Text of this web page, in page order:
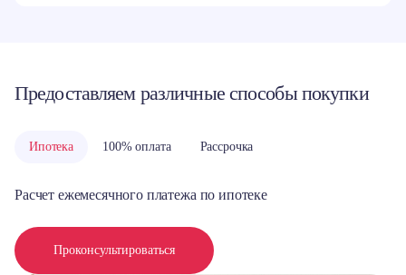
Предоставляем различные способы покупки
Ипотека 100% оплата Рассрочка
Расчет ежемесячного платежа по ипотеке
Проконсультироваться